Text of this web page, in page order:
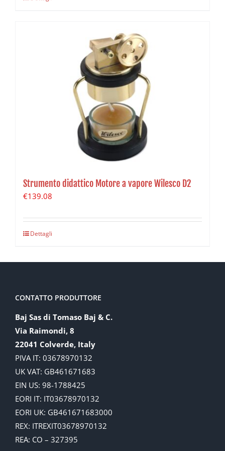
Strumento didattico Motore a vapore Wilesco D2
€139.08
Dettagli
CONTATTO PRODUTTORE
Baj Sas di Tomaso Baj & C.
Via Raimondi, 8
22041 Colverde, Italy
PIVA IT: 03678970132
UK VAT: GB461671683
EIN US: 98-1788425
EORI IT: IT03678970132
EORI UK: GB461671683000
REX: ITREXIT03678970132
REA: CO – 327395